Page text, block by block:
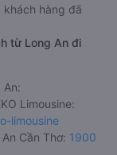
hàng đã
từ Long An đi
An:
Limousine:
limousine
Cần Thơ: 1900